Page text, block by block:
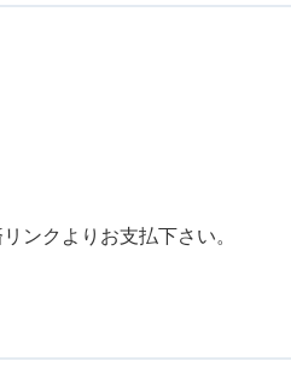
ンクよりお支払下さい。